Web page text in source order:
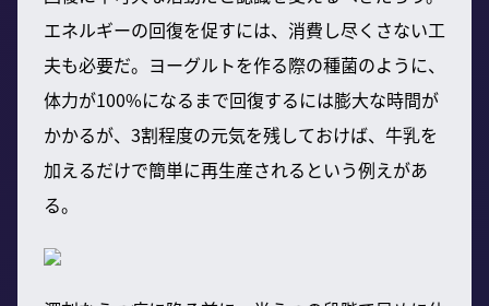
エネルギーの回復を促すには、消費し尽くさない工
夫も必要だ。ヨーグルトを作る際の種菌のように、
体力が100%になるまで回復するには膨大な時間が
かかるが、3割程度の元気を残しておけば、牛乳を
加えるだけで簡単に再生産されるという例えがあ
る。